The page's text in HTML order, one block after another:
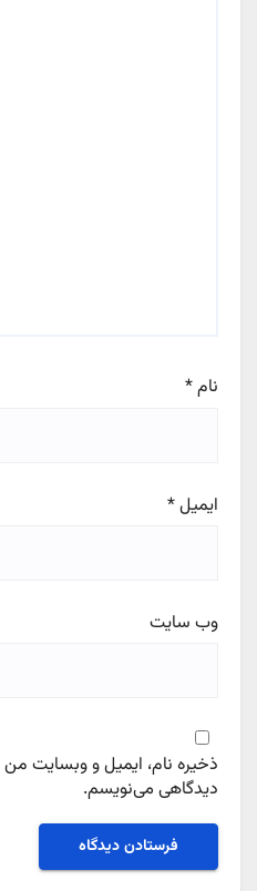
نام*
ایمیل*
وب‌ سایت
ذخیره نام، ایمیل و وبسایت من
دیدگاهی می‌نویسم.